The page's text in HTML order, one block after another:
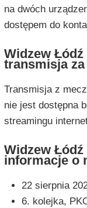
na dwóch
dostępem do
Widzew
transmisja
Transmisja z
nie jest dostępna
streamingu
Widzew
informacje o
22 sierpnia
6. kolejka,